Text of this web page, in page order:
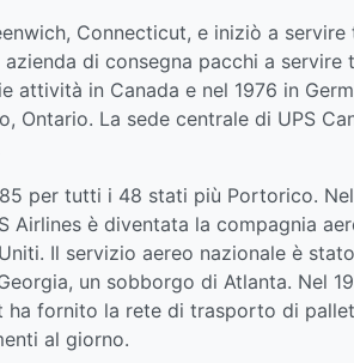
Connecticut, e iniziò a
di consegna pacchi a
attività in Canada e nel 1976 in
Ontario. La sede centrale di UPS
per tutti i 48 stati più Portorico.
Airlines è diventata la compagnia
Il servizio aereo nazionale è
un sobborgo di Atlanta. Nel
ha fornito la rete di trasporto di
al giorno.